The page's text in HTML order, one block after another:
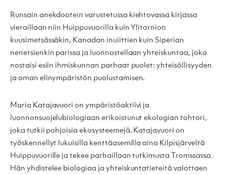
Runsain anekdootein varustetussa kiehtovassa kirjassa
vieraillaan niin Huippuvuorilla kuin Ylitornion
kuusimetsässäkin, Kanadan inuiittien kuin Siperian
nenetsienkin parissa ja luonnostellaan yhteiskuntaa, joka
nostaisi esiin ihmiskunnan parhaat puolet: yhteisöllisyyden
ja oman elinympäristön puolustamisen.
Maria Katajavuori on ympäristöaktiivi ja
luonnonsuojelubiologiaan erikoistunut ekologian tohtori,
joka tutkii pohjoisia ekosysteemejä. Katajavuori on
työskennellyt lukuisilla kenttäasemilla aina Kilpisjärveltä
Huippuvuorille ja tekee parhaillaan tutkimusta Tromssassa.
Hän yhdistelee biologiaa ja yhteiskuntatieteitä valottaen